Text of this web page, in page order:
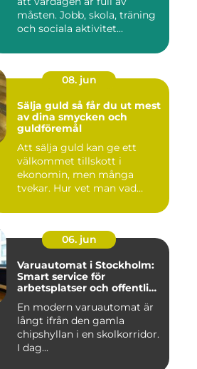
måsten. Jobb, skola, träning
och sociala aktivitet...
08. jun
Sälja guld så får du ut mest
av dina smycken och
guldföremål
Att sälja guld kan ge ett
välkommet tillskott i
ekonomin, men många
tvekar. Hur vet man vad
06. jun
Varuautomat i Stockholm:
Smart service för
arbetsplatser och offentliga
En modern varuautomat är
långt ifrån den gamla
chipshyllan i en skolkorridor.
I dag...